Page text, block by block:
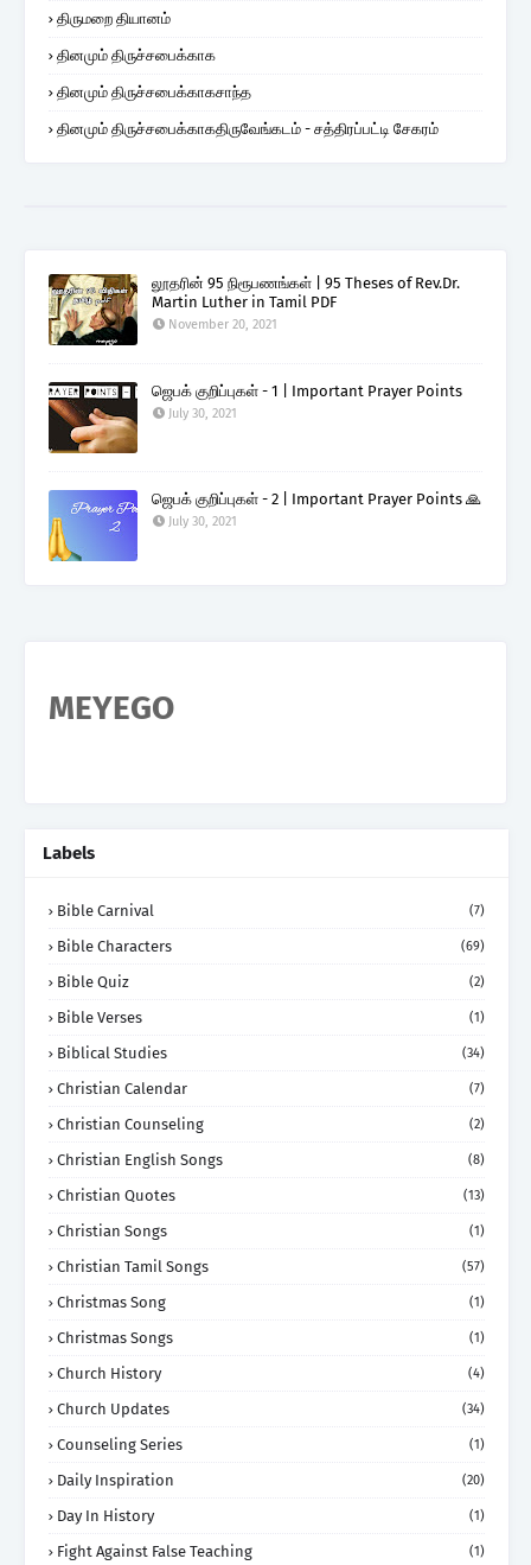
திருமறை தியானம்
தினமும் திருச்சபைக்காக
தினமும் திருச்சபைக்காகசாந்த
தினமும் திருச்சபைக்காகதிருவேங்கடம் - சத்திரப்பட்டி சேகரம்
லூதரின் 95 நிரூபணங்கள் | 95 Theses of Rev.Dr.
Martin Luther in Tamil PDF
November 20, 2021
ஜெபக் குறிப்புகள் - 1 | Important Prayer Points
July 30, 2021
ஜெபக் குறிப்புகள் - 2 | Important Prayer Points 🙏
July 30, 2021
MEYEGO
Labels
Bible Carnival (7)
Bible Characters (69)
Bible Quiz (2)
Bible Verses (1)
Biblical Studies (34)
Christian Calendar (7)
Christian Counseling (2)
Christian English Songs (8)
Christian Quotes (13)
Christian Songs (1)
Christian Tamil Songs (57)
Christmas Song (1)
Christmas Songs (1)
Church History (4)
Church Updates (34)
Counseling Series (1)
Daily Inspiration (20)
Day In History (1)
Fight Against False Teaching (1)